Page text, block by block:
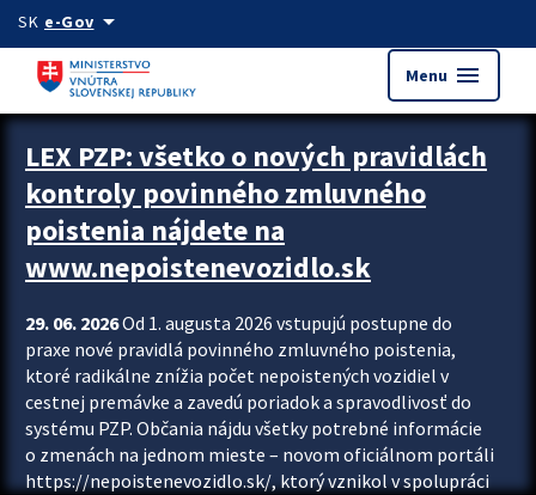
Preskocit na hlavný obsah
SK e-Govarrow_drop_down
Menu menu
Zastavit automatický posun upútavok
LEX PZP: všetko o nových pravidlách
kontroly povinného zmluvného
poistenia nájdete na
www.nepoistenevozidlo.sk
29. 06. 2026Od 1. augusta 2026 vstupujú postupne do
praxe nové pravidlá povinného zmluvného poistenia,
ktoré radikálne znížia počet nepoistených vozidiel v
cestnej premávke a zavedú poriadok a spravodlivosť do
systému PZP. Občania nájdu všetky potrebné informácie
o zmenách na jednom mieste – novom oficiálnom portáli
https://nepoistenevozidlo.sk/, ktorý vznikol v spolupráci